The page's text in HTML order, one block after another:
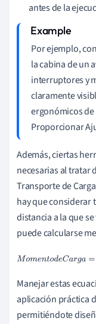
antes de la
Por ejemplo,
la cabina de un
interruptores y
claramente
ergonómicos de
Proporcionar
Además, ciertas
necesarias al tratar
Transporte de
hay que considerar
distancia a la que
puede calcularse
MomentodeCarga
Manejar estas
aplicación práctica
permitiéndote